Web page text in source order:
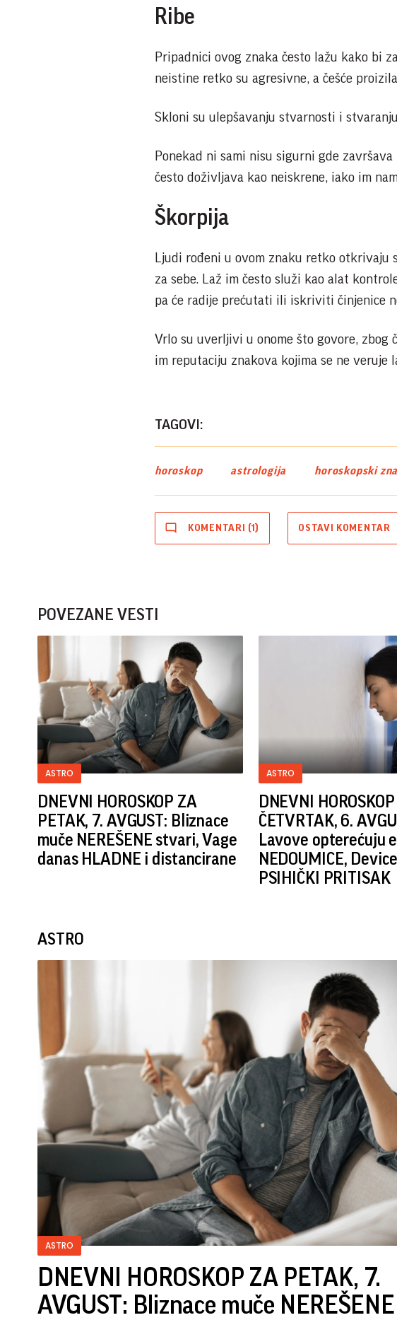
Ribe
Pripadnici ovog znaka često lažu kako bi
neistine retko su agresivne, a češće
Skloni su ulepšavanju stvarnosti i
Ponekad ni sami nisu sigurni gde
često doživljava kao neiskrene, iako im
Škorpija
Ljudi rođeni u ovom znaku retko otkrivaju
za sebe. Laž im često služi kao alat
pa će radije prećutati ili iskriviti činjenice
Vrlo su uverljivi u onome što govore,
im reputaciju znakova kojima se ne veruje
TAGOVI:
horoskop astrologija horoskopski
KOMENTARI (1) OSTAVI KOMENTAR
POVEZANE VESTI
ASTRO
DNEVNI HOROSKOP ZA
PETAK, 7. AVGUST: Bliznace
muče NEREŠENE stvari, Vage
danas HLADNE i distancirane
ASTRO
DNEVNI
ČETVRTAK, 6.
Lavove opterećuju
NEDOUMICE,
PSIHIČKI PRITISAK
ASTRO
ASTRO
DNEVNI HOROSKOP ZA PETAK, 7.
AVGUST: Bliznace muče